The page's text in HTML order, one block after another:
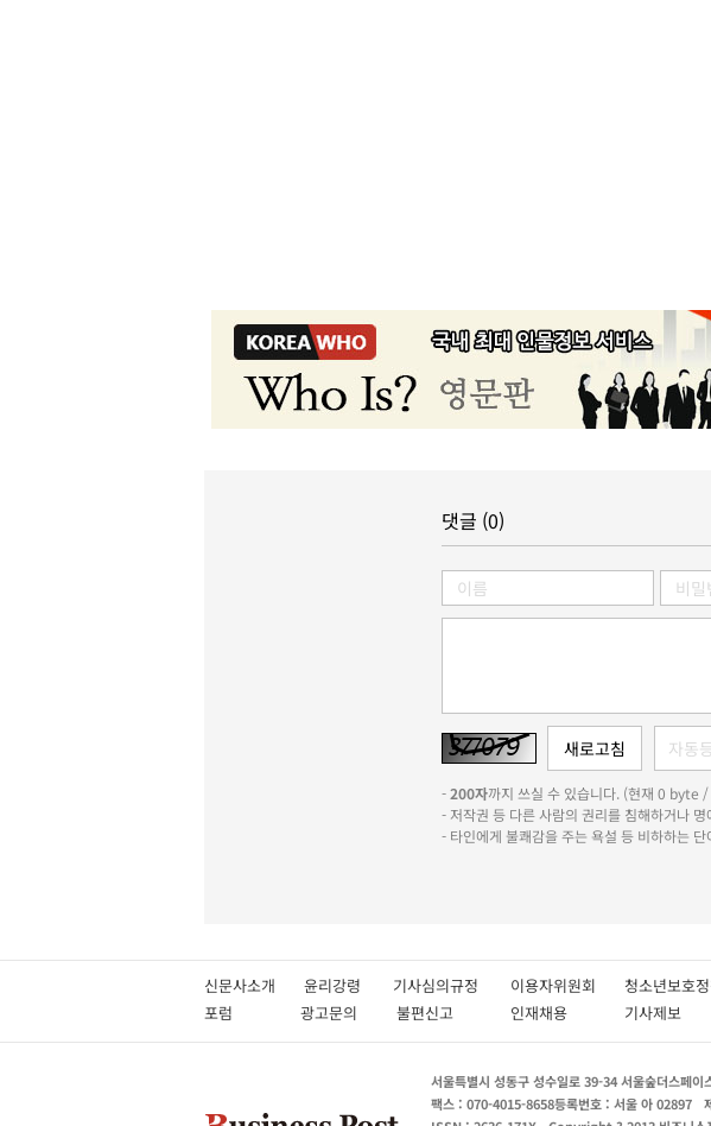
댓글 (0)
-200자까지 쓰실 수 있습니다. (현재 0 byte
- 저작권 등 다른 사람의 권리를 침해하거나
- 타인에게 불쾌감을 주는 욕설 등 비하하는
신문사소개 윤리강령 기사심의규정 이용자위원회 청소년보
포럼
광고문의 불편신고 인재채용 기사제
서울특별시 성동구 성수일로 39-34 서울숲더스페
팩스 : 070-4015-8658등록번호 : 서울 아 02897